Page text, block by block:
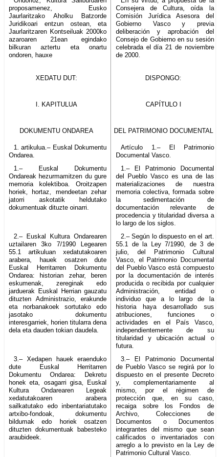
proposamenez, Eusko
Jaurlaritzako Aholku Batzorde
Juridikoari entzun ostean, eta
Jaurlaritzaren Kontseiluak 2000ko
azaroaren 21ean egindako
bilkuran aztertu eta onartu
ondoren, hauxe
Consejera de Cultura, oída la
Comisión Jurídica Asesora del
Gobierno Vasco y previa
deliberación y aprobación del
Consejo de Gobierno en su sesión
celebrada el día 21 de noviembre
de 2000.
XEDATU DUT: DISPONGO:
I. KAPITULUA CAPÍTULO I
DOKUMENTU ONDAREA DEL PATRIMONIO DOCUMENTAL
1. artikulua.– Euskal Dokumentu
Ondarea.
Artículo 1.– El Patrimonio
Documental Vasco.
1.– Euskal Dokumentu
Ondareak hezurmamitzen du gure
memoria kolektiboa. Oroitzapen
horiek, hortaz, mendeetan zehar
jatorri askotatik heldutako
dokumentuak dituzte oinarri.
1.– El Patrimonio Documental
del Pueblo Vasco es una de las
materializaciones de nuestra
memoria colectiva, formada sobre
la sedimentación de
documentación relevante de
procedencia y titularidad diversa a
lo largo de los siglos.
2.– Euskal Kultura Ondarearen
uztailaren 3ko 7/1990 Legearen
55.1 artikuluan xedatutakoaren
arabera, hauek osatzen dute
Euskal Herritarren Dokumentu
Ondarea: historian zehar, beren
eskumenak, zereginak edo
jarduerak Euskal Herrian gauzatu
dituzten Administrazio, erakunde
eta norbanakoek sortutako edo
jasotako dokumentu
interesgarriek, horien titularra dena
dela eta dauden tokian daudela.
2.– Según lo dispuesto en el art.
55.1 de la Ley 7/1990, de 3 de
julio, del Patrimonio Cultural
Vasco, el Patrimonio Documental
del Pueblo Vasco está compuesto
por la documentación de interés
producida o recibida por cualquier
Administración, entidad o
individuo que a lo largo de la
historia haya desarrollado sus
atribuciones, funciones o
actividades en el País Vasco,
independientemente de su
titularidad y ubicación actual o
futura.
3.– Xedapen hauek eraenduko
dute Euskal Herritarren
Dokumentu Ondarea: Dekretu
honek eta, osagarri gisa, Euskal
Kultura Ondarearen Legeak
xedatutakoaren arabera
sailkatutako edo inbentariatutako
artxibo-fondoak, dokumentu
bildumak edo horiek osatzen
dituzten dokumentuak babesteko
araubideek.
3.– El Patrimonio Documental
de Pueblo Vasco se regirá por lo
dispuesto en el presente Decreto
y, complementariamente al
mismo, por el régimen de
protección que, en su caso,
recaiga sobre los Fondos de
Archivo, Colecciones de
Documentos o Documentos
integrantes del mismo que sean
calificados o inventariados con
arreglo a lo previsto en la Ley de
Patrimonio Cultural Vasco.